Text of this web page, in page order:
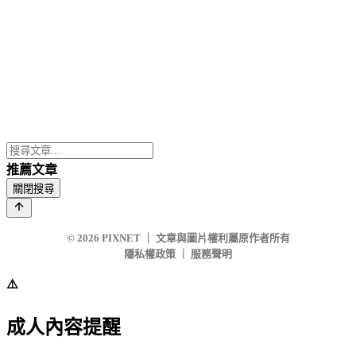
推薦文章
關閉搜尋
© 2026 PIXNET
文章與圖片權利屬原作者所有
隱私權政策
服務聲明
⚠️
成人內容提醒